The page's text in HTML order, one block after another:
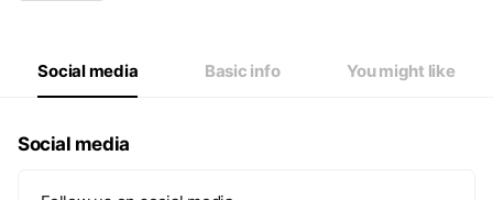
Social media Basic info You might like
Social media